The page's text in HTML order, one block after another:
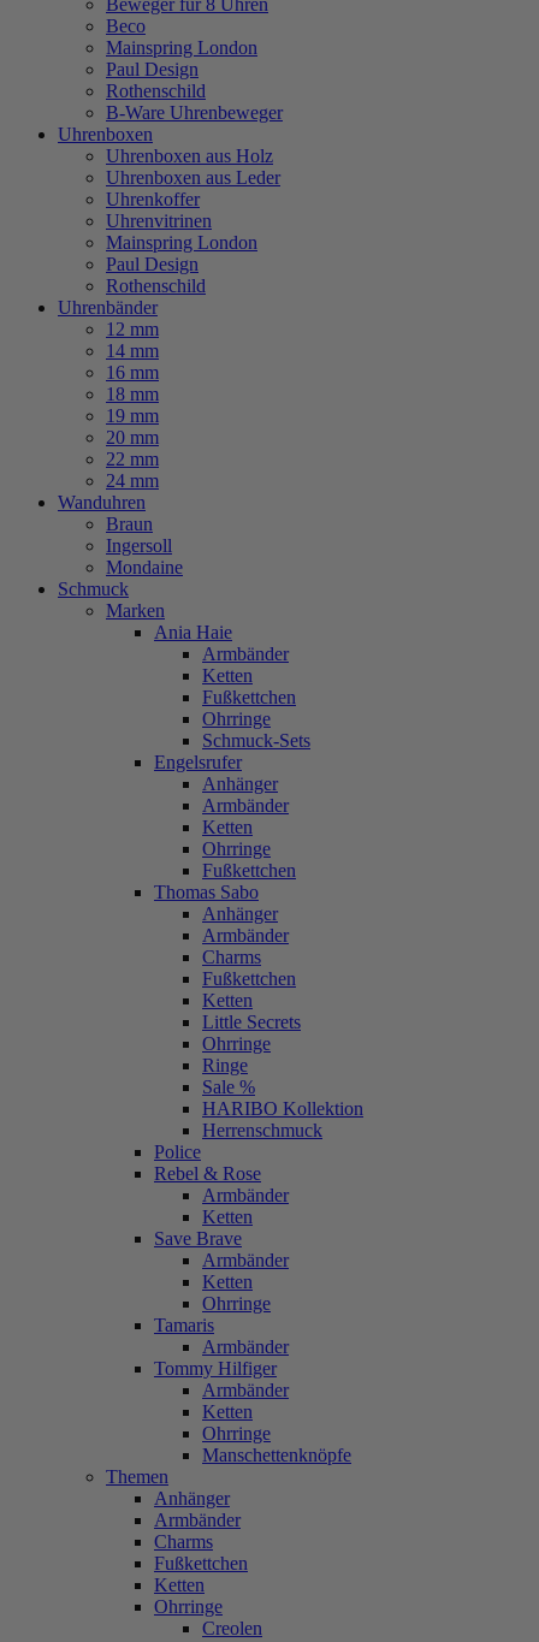
Beweger für 8 Uhren
Beco
Mainspring London
Paul Design
Rothenschild
B-Ware Uhrenbeweger
Uhrenboxen
Uhrenboxen aus Holz
Uhrenboxen aus Leder
Uhrenkoffer
Uhrenvitrinen
Mainspring London
Paul Design
Rothenschild
Uhrenbänder
12 mm
14 mm
16 mm
18 mm
19 mm
20 mm
22 mm
24 mm
Wanduhren
Braun
Ingersoll
Mondaine
Schmuck
Marken
Ania Haie
Armbänder
Ketten
Fußkettchen
Ohrringe
Schmuck-Sets
Engelsrufer
Anhänger
Armbänder
Ketten
Ohrringe
Fußkettchen
Thomas Sabo
Anhänger
Armbänder
Charms
Fußkettchen
Ketten
Little Secrets
Ohrringe
Ringe
Sale %
HARIBO Kollektion
Herrenschmuck
Police
Rebel & Rose
Armbänder
Ketten
Save Brave
Armbänder
Ketten
Ohrringe
Tamaris
Armbänder
Tommy Hilfiger
Armbänder
Ketten
Ohrringe
Manschettenknöpfe
Themen
Anhänger
Armbänder
Charms
Fußkettchen
Ketten
Ohrringe
Creolen